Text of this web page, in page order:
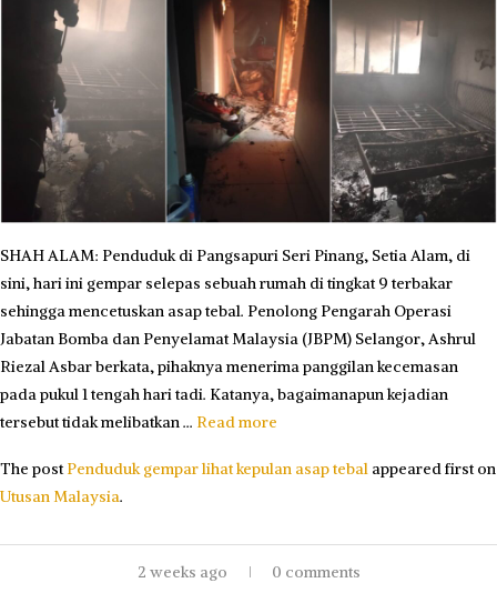
SHAH ALAM: Penduduk di Pangsapuri Seri Pinang, Setia Alam, di
sini, hari ini gempar selepas sebuah rumah di tingkat 9 terbakar
sehingga mencetuskan asap tebal. Penolong Pengarah Operasi
Jabatan Bomba dan Penyelamat Malaysia (JBPM) Selangor, Ashrul
Riezal Asbar berkata, pihaknya menerima panggilan kecemasan
pada pukul 1 tengah hari tadi. Katanya, bagaimanapun kejadian
tersebut tidak melibatkan … Read more
The postPenduduk gempar lihat kepulan asap tebal appeared first on
Utusan Malaysia.
2 weeks ago 0 comments